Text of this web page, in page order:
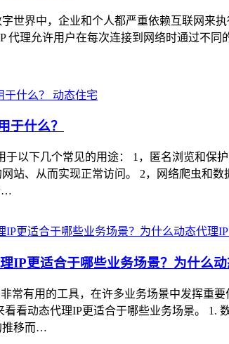
世界中，企业和个人都严重依赖互联网来
代理允许用户在每次连接到网络时通过不同
动态住宅
于什么？
于以下几个常见的用途： 1，匿名浏览和保
站、从而实现正常访问。 2，网络爬虫和
…
IP更适合于哪些业务场景？为什么动
常有用的工具，在许多业务场景中发挥重
看看动态代理IP更适合于哪些业务场景。 1.
推移而…